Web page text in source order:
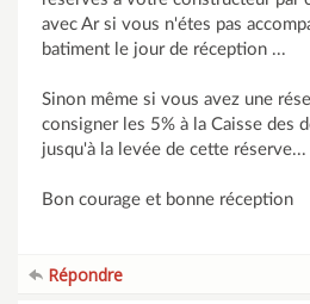
avec Ar si vous n'étes pas
batiment le jour de réception ...
Sinon même si vous avez une
consigner les 5% à la Caisse des
jusqu'à la levée de cette réserve...
Bon courage et bonne réception
Répondre